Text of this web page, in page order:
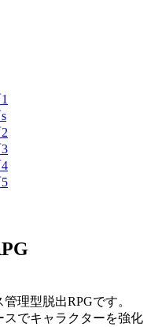
理型脱出RPGです。
スでキャラクターを強化